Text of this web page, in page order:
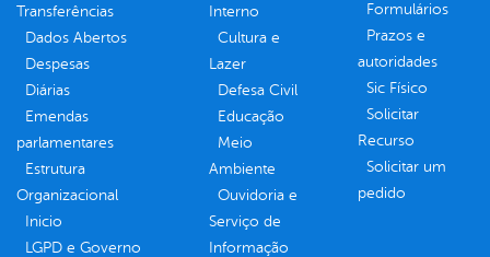
Transferências
Dados Abertos
Despesas
Diárias
Emendas
parlamentares
Estrutura
Organizacional
Inicio
LGPD e Governo
Interno
Cultura e
Lazer
Defesa Civil
Educação
Meio
Ambiente
Ouvidoria e
Serviço de
Informação
Formulários
Prazos e
autoridades
Sic Físico
Solicitar
Recurso
Solicitar um
pedido